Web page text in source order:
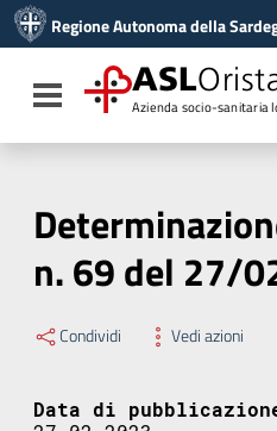
Vai al menu di navigazione
Vai al footer
Regione Autonoma della
Toggle navigation
ASL
Azienda socio-sanitaria
n. 69 del 27/
Condividi Vedi azioni
Data di